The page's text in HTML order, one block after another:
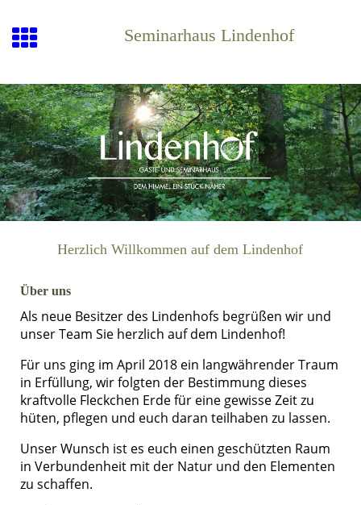
Seminarhaus Lindenhof
Herzlich Willkommen auf dem Lindenhof
Über uns
Als neue Besitzer des Lindenhofs begrüßen wir und
unser Team Sie herzlich auf dem Lindenhof!
Für uns ging im April 2018 ein langwährender Traum
in Erfüllung, wir folgten der Bestimmung dieses
kraftvolle Fleckchen Erde für eine gewisse Zeit zu
hüten, pflegen und euch daran teilhaben zu lassen.
Unser Wunsch ist es euch einen geschützten Raum
in Verbundenheit mit der Natur und den Elementen
zu schaffen.